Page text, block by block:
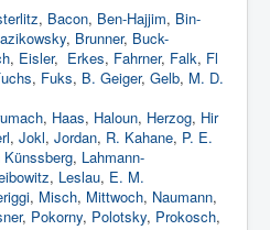
, Bacon, Ben-Hajjim, Bin-
, Brunner, Buck-
, Eisler, Erkes, Fahrner, Falk, Fl
, Fuks, B. Geiger, Gelb, M. D.
, Haas, Haloun, Herzog, Hir
, Jokl, Jordan, R. Kahane, P. E.
Künssberg, Lahmann-
, Leslau, E. M.
, Misch, Mittwoch, Naumann,
, Pokorny, Polotsky, Prokosch,